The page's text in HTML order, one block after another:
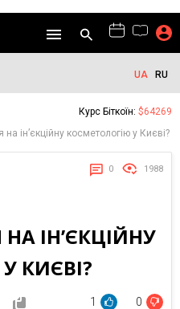
UA RU
Курс Біткоїн: $64269
ін’єкційну косметологію у Києві?
0 1988
ІН’ЄКЦІЙНУ
КИЄВІ?
1 0